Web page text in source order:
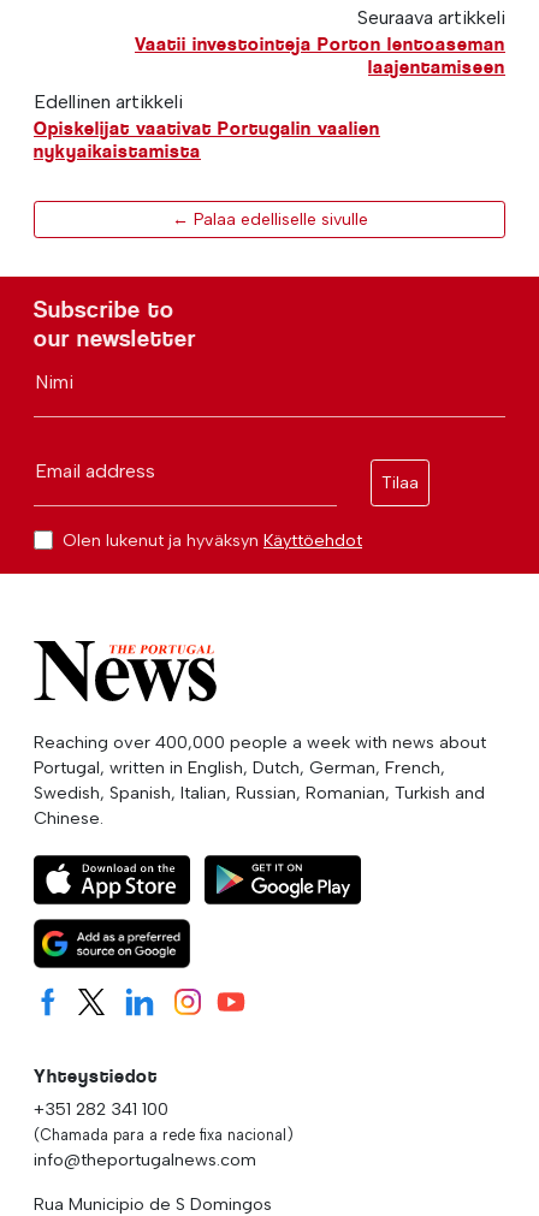
Seuraava artikkeli
Vaatii investointeja Porton lentoaseman
laajentamiseen
Edellinen artikkeli
Opiskelijat vaativat Portugalin vaalien
nykyaikaistamista
← Palaa edelliselle sivulle
Subscribe to
our newsletter
Nimi
Email address
Tilaa
Olen lukenut ja hyväksyn Käyttöehdot
Reaching over 400,000 people a week with news about
Portugal, written in English, Dutch, German, French,
Swedish, Spanish, Italian, Russian, Romanian, Turkish and
Chinese.
Yhteystiedot
+351 282 341 100
(Chamada para a rede fixa nacional)
info@theportugalnews.com
Rua Municipio de S Domingos